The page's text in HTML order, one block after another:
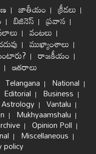
జాతీయం క్రీడలు
బిజినెస్ ప్రవాస
వంటలు
ముఖ్యాంశాలు
రాజకీయం
ఇతరాలు
Telangana National
Editorial Business
Astrology Vantalu
Mukhyaamshalu
Opinion Poll
Miscellaneous
policy